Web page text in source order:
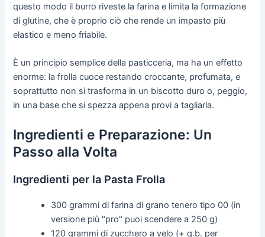
questo modo il burro riveste la farina e limita la formazione
di glutine, che è proprio ciò che rende un impasto più
elastico e meno friabile.
È un principio semplice della pasticceria, ma ha un effetto
enorme: la frolla cuoce restando croccante, profumata, e
soprattutto non si trasforma in un biscotto duro o, peggio,
in una base che si spezza appena provi a tagliarla.
Ingredienti e Preparazione: Un
Passo alla Volta
Ingredienti per la Pasta Frolla
300 grammi di farina di grano tenero tipo 00 (in
versione più "pro" puoi scendere a 250 g)
120 grammi di zucchero a velo (+ q.b. per